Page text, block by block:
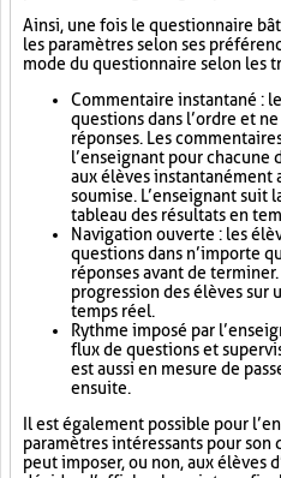
Ainsi, une fois le questionnaire
les paramètres selon ses
mode du questionnaire selon les
Commentaire instantané :
questions dans l’ordre et
réponses. Les
l’enseignant pour chacune
aux élèves instantanément
soumise. L’enseignant suit
tableau des résultats en
Navigation ouverte : les
questions dans n’importe
réponses avant de
progression des élèves sur
temps réel.
Rythme imposé par
flux de questions et
est aussi en mesure de
ensuite.
Il est également possible pour
paramètres intéressants pour
peut imposer, ou non, aux élèves